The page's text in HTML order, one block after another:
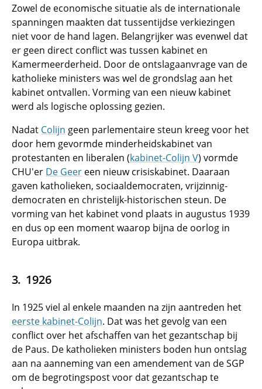
Zowel de economische situatie als de internationale
spanningen maakten dat tussentijdse verkiezingen
niet voor de hand lagen. Belangrijker was evenwel dat
er geen direct conflict was tussen kabinet en
Kamermeerderheid. Door de ontslagaanvrage van de
katholieke ministers was wel de grondslag aan het
kabinet ontvallen. Vorming van een nieuw kabinet
werd als logische oplossing gezien.
Nadat Colijn geen parlementaire steun kreeg voor het
door hem gevormde minderheidskabinet van
protestanten en liberalen (kabinet-Colijn V) vormde
CHU'er De Geer een nieuw crisiskabinet. Daaraan
gaven katholieken, sociaaldemocraten, vrijzinnig-
democraten en christelijk-historischen steun. De
vorming van het kabinet vond plaats in augustus 1939
en dus op een moment waarop bijna de oorlog in
Europa uitbrak.
1926
In 1925 viel al enkele maanden na zijn aantreden het
eerste kabinet-Colijn. Dat was het gevolg van een
conflict over het afschaffen van het gezantschap bij
de Paus. De katholieken ministers boden hun ontslag
aan na aanneming van een amendement van de SGP
om de begrotingspost voor dat gezantschap te